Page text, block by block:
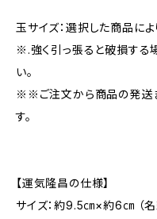
玉サイズ：選択した商品に
※.強く引っ張ると破損する
い。
※※ご注文から商品の発送
す。
【運気隆昌の仕様】
サイズ：約9.5㎝×約6㎝ （名